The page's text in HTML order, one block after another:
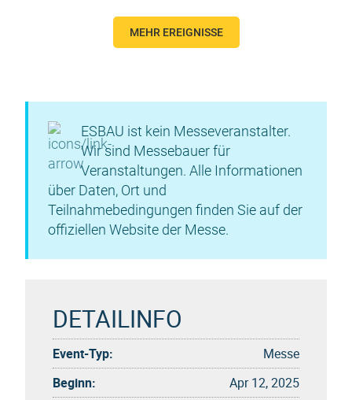
MEHR EREIGNISSE
ESBAU ist kein Messeveranstalter.
Wir sind Messebauer für
Veranstaltungen. Alle Informationen
über Daten, Ort und
Teilnahmebedingungen finden Sie auf der
offiziellen Website der Messe.
DETAILINFO
Event-Typ:
Messe
Beginn:
Apr 12, 2025